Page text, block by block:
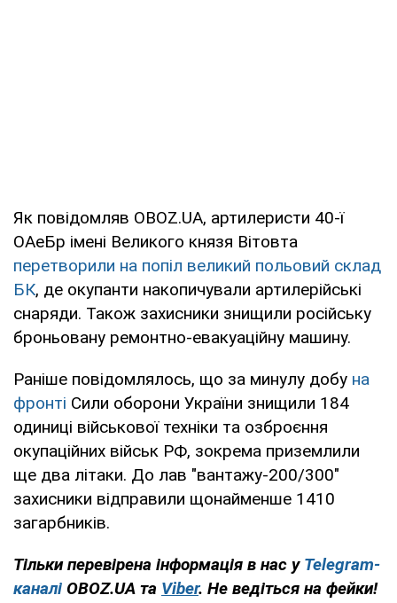
Як повідомляв OBOZ.UA, артилеристи 40-ї
ОАеБр імені Великого князя Вітовта
перетворили на попіл великий польовий склад
БК, де окупанти накопичували артилерійські
снаряди. Також захисники знищили російську
броньовану ремонтно-евакуаційну машину.
Раніше повідомлялось, що за минулу добу на
фронті Сили оборони України знищили 184
одиниці військової техніки та озброєння
окупаційних військ РФ, зокрема приземлили
ще два літаки. До лав "вантажу-200/300"
захисники відправили щонайменше 1410
загарбників.
Тільки перевірена інформація в нас у Telegram-
каналі OBOZ.UA та Viber. Не ведіться на фейки!